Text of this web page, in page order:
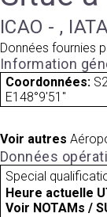
ICAO - ,
Données fournies
Information
Coordonnées:
E148°9'51"
Voir autres
Données
Special
Heure actuelle
Voir NOTAMs /